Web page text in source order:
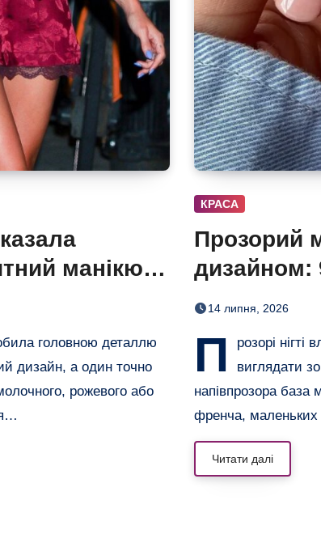
манікюр
підкреслює
головною деталлю
дизайн, а один точно
рожевого або
КРАСА
Прозорий
дизайном:
2026
14 липня, 2026
П
розорі нігті
виглядати
напівпрозора
френча, маленьких
Читати далі